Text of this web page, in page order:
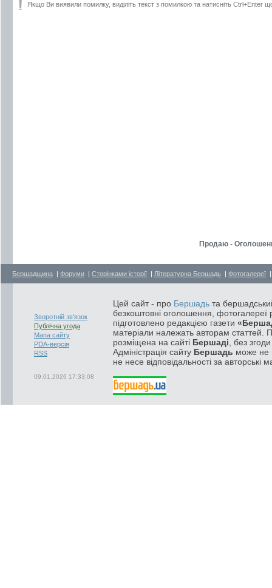
Якщо Ви виявили помилку, виділіть текст з помилкою та натисніть Ctrl+Enter
Продаю -
Бершадщина | Форуми | Сторінками історії | Літературна Бершадь | Фотогалереї
Зворотній зв'язок
Публічна угода
Мапа сайту
PDA-версія
RSS
09.01.2026 17:33:08
Цей сайт - про Бершадь та
безкоштовні оголошення, фотогалереї
підготовлено редакцією газети
матеріали належать авторам статтей.
розміщена на сайті Бершаді , без
Адміністрація сайту Бершадь може не
не несе відповідальності за авторські